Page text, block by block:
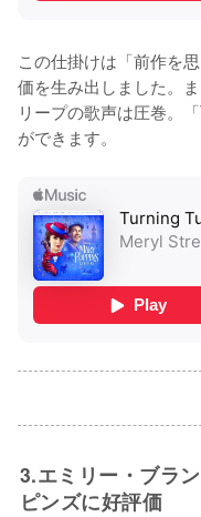
この仕掛けは「前作を
価を生み出しました。
リープの歌声は圧巻。
ができます。
3.エミリー・ブラ
ピンズに好評価